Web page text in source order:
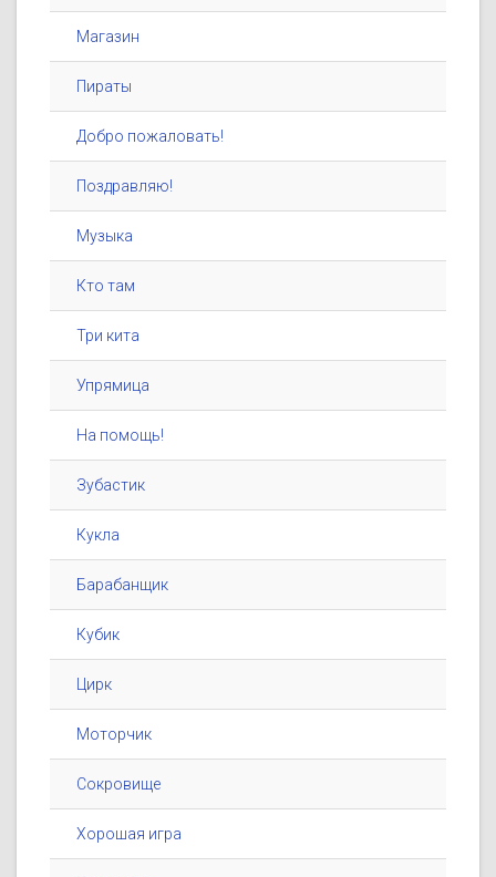
Магазин
Пираты
Добро пожаловать!
Поздравляю!
Музыка
Кто там
Три кита
Упрямица
На помощь!
Зубастик
Кукла
Барабанщик
Кубик
Цирк
Моторчик
Сокровище
Хорошая игра